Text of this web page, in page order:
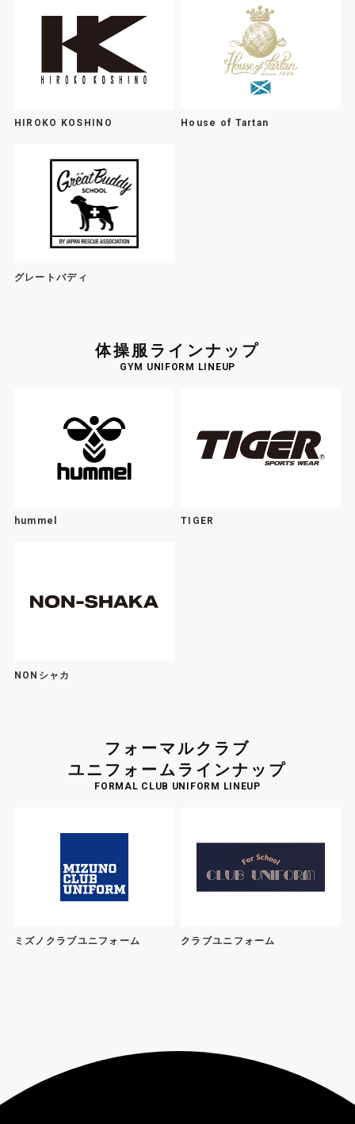
HIROKO KOSHINO House of Tartan
グレートバディ
体操服ラインナップ
GYM UNIFORM LINEUP
hummel TIGER
NONシャカ
フォーマルクラブ
ユニフォームラインナップ
FORMAL CLUB UNIFORM LINEUP
ミズノクラブユニフォーム クラブユニフォーム